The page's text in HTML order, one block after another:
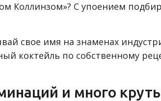
Коллинзом»? С упоением
свое имя на знаменах
коктейль по собственному
и много